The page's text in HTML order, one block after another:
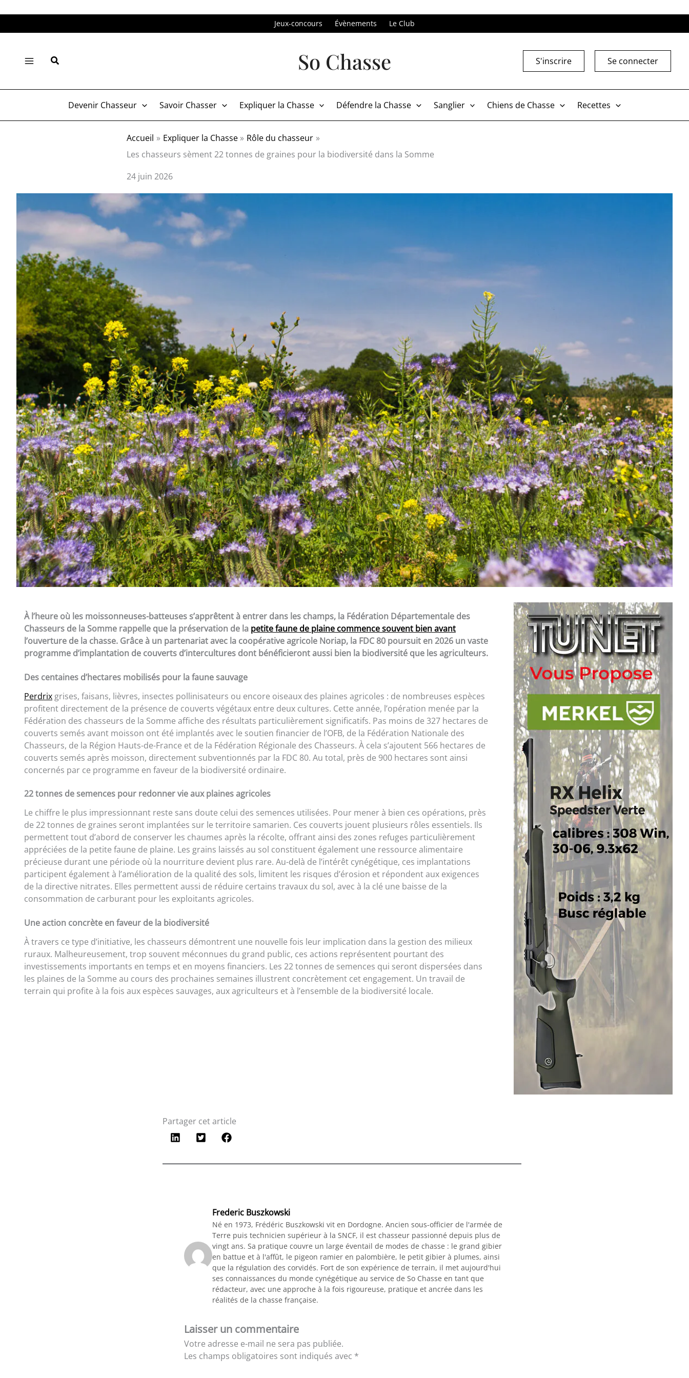
au
Jeux-concours Évènements Le Club
Rechercher So Chasse S'inscrire Se connecter
Devenir Chasseur Savoir Chasser Expliquer la Chasse Défendre la Chasse Sanglier Chiens de Chasse Recettes
Accueil Expliquer la Chasse
Rôle du chasseur
Les chasseurs sèment 22 tonnes de graines pour la biodiversité dans la Somme
24 juin 2026
À l’heure où les moissonneuses-batteuses s’apprêtent à entrer dans les champs, la Fédération Départementale des
Chasseurs de la Somme rappelle que la préservation de la petite faune de plaine commence souvent bien avant
l’ouverture de la chasse. Grâce à un partenariat avec la coopérative agricole Noriap, la FDC 80 poursuit en 2026 un vaste
programme d’implantation de couverts d’intercultures dont bénéficieront aussi bien la biodiversité que les agriculteurs.
Des centaines d’hectares mobilisés pour la faune sauvage
Perdrix grises, faisans, lièvres, insectes pollinisateurs ou encore oiseaux des plaines agricoles : de nombreuses espèces
profitent directement de la présence de couverts végétaux entre deux cultures. Cette année, l’opération menée par la
Fédération des chasseurs de la Somme affiche des résultats particulièrement significatifs. Pas moins de 327 hectares de
couverts semés avant moisson ont été implantés avec le soutien financier de l’OFB, de la Fédération Nationale des
Chasseurs, de la Région Hauts-de-France et de la Fédération Régionale des Chasseurs. À cela s’ajoutent 566 hectares de
couverts semés après moisson, directement subventionnés par la FDC 80. Au total, près de 900 hectares sont ainsi
concernés par ce programme en faveur de la biodiversité ordinaire.
22 tonnes de semences pour redonner vie aux plaines agricoles
Le chiffre le plus impressionnant reste sans doute celui des semences utilisées. Pour mener à bien ces opérations, près
de 22 tonnes de graines seront implantées sur le territoire samarien. Ces couverts jouent plusieurs rôles essentiels. Ils
permettent tout d’abord de conserver les chaumes après la récolte, offrant ainsi des zones refuges particulièrement
appréciées de la petite faune de plaine. Les grains laissés au sol constituent également une ressource alimentaire
précieuse durant une période où la nourriture devient plus rare. Au-delà de l’intérêt cynégétique, ces implantations
participent également à l’amélioration de la qualité des sols, limitent les risques d’érosion et répondent aux exigences
de la directive nitrates. Elles permettent aussi de réduire certains travaux du sol, avec à la clé une baisse de la
consommation de carburant pour les exploitants agricoles.
Une action concrète en faveur de la biodiversité
À travers ce type d’initiative, les chasseurs démontrent une nouvelle fois leur implication dans la gestion des milieux
ruraux. Malheureusement, trop souvent méconnues du grand public, ces actions représentent pourtant des
investissements importants en temps et en moyens financiers. Les 22 tonnes de semences qui seront dispersées dans
les plaines de la Somme au cours des prochaines semaines illustrent concrètement cet engagement. Un travail de
terrain qui profite à la fois aux espèces sauvages, aux agriculteurs et à l’ensemble de la biodiversité locale.
Partager cet article
Frederic Buszkowski
Né en 1973, Frédéric Buszkowski vit en Dordogne. Ancien sous-officier de l'armée de
Terre puis technicien supérieur à la SNCF, il est chasseur passionné depuis plus de
vingt ans. Sa pratique couvre un large éventail de modes de chasse : le grand gibier
en battue et à l'affût, le pigeon ramier en palombière, le petit gibier à plumes, ainsi
que la régulation des corvidés. Fort de son expérience de terrain, il met aujourd'hui
ses connaissances du monde cynégétique au service de So Chasse en tant que
rédacteur, avec une approche à la fois rigoureuse, pratique et ancrée dans les
réalités de la chasse française.
Laisser un commentaire
Votre adresse e-mail ne sera pas publiée.
Les champs obligatoires sont indiqués avec *